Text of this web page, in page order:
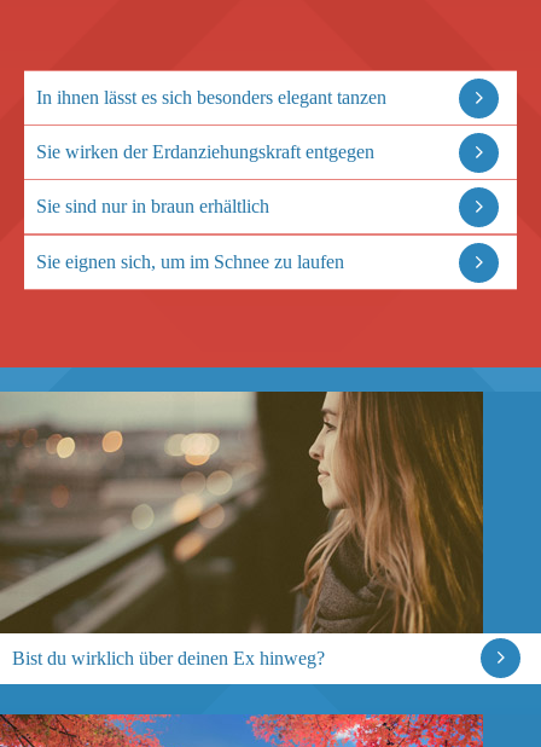
In ihnen lässt es sich besonders elegant tanzen
Sie wirken der Erdanziehungskraft entgegen
Sie sind nur in braun erhältlich
Sie eignen sich, um im Schnee zu laufen
Bist du wirklich über deinen Ex hinweg?